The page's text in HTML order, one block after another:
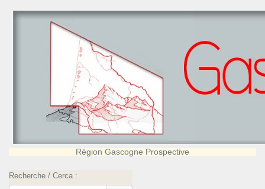
Région Gascogne Prospective
Recherche / Cerca :